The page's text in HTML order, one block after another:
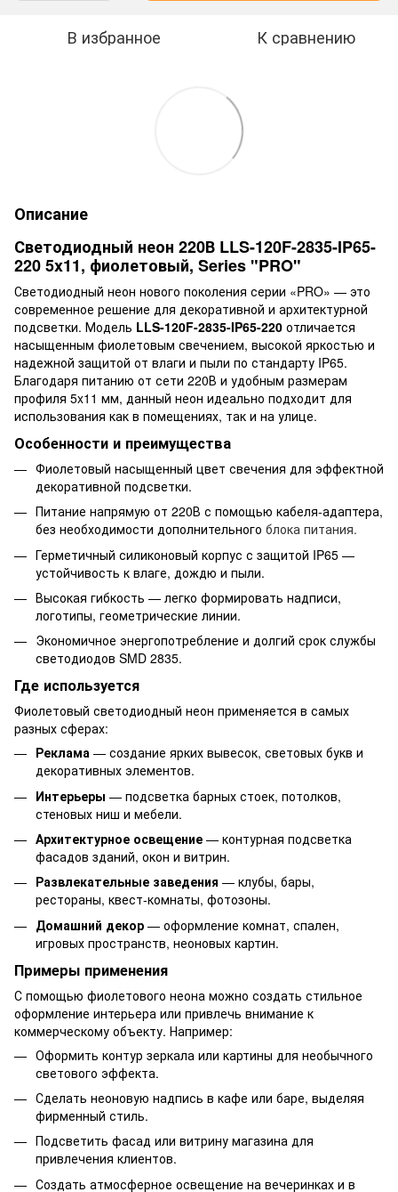
В избранное К сравнению
Описание
Светодиодный неон 220В LLS-120F-2835-IP65-
220 5x11, фиолетовый, Series "PRO"
Светодиодный неон нового поколения серии «PRO» — это
современное решение для декоративной и архитектурной
подсветки. Модель LLS-120F-2835-IP65-220 отличается
насыщенным фиолетовым свечением, высокой яркостью и
надежной защитой от влаги и пыли по стандарту IP65.
Благодаря питанию от сети 220В и удобным размерам
профиля 5x11 мм, данный неон идеально подходит для
использования как в помещениях, так и на улице.
Особенности и преимущества
Фиолетовый насыщенный цвет свечения для эффектной
декоративной подсветки.
Питание напрямую от 220В с помощью кабеля-адаптера,
без необходимости дополнительного блока питания.
Герметичный силиконовый корпус с защитой IP65 —
устойчивость к влаге, дождю и пыли.
Высокая гибкость — легко формировать надписи,
логотипы, геометрические линии.
Экономичное энергопотребление и долгий срок службы
светодиодов SMD 2835.
Где используется
Фиолетовый светодиодный неон применяется в самых
разных сферах:
Реклама — создание ярких вывесок, световых букв и
декоративных элементов.
Интерьеры — подсветка барных стоек, потолков,
стеновых ниш и мебели.
Архитектурное освещение — контурная подсветка
фасадов зданий, окон и витрин.
Развлекательные заведения — клубы, бары,
рестораны, квест-комнаты, фотозоны.
Домашний декор — оформление комнат, спален,
игровых пространств, неоновых картин.
Примеры применения
С помощью фиолетового неона можно создать стильное
оформление интерьера или привлечь внимание к
коммерческому объекту. Например:
Оформить контур зеркала или картины для необычного
светового эффекта.
Сделать неоновую надпись в кафе или баре, выделяя
фирменный стиль.
Подсветить фасад или витрину магазина для
привлечения клиентов.
Создать атмосферное освещение на вечеринках и в